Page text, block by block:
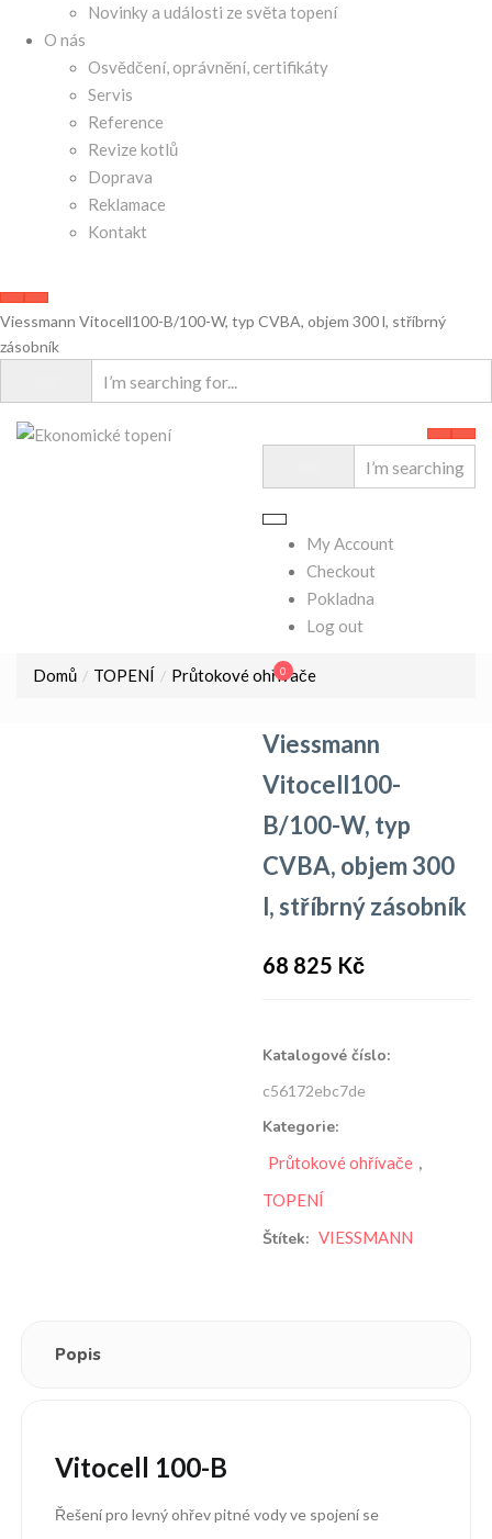
Novinky a události ze světa topení
O nás
Osvědčení, oprávnění, certifikáty
Servis
Reference
Revize kotlů
Doprava
Reklamace
Kontakt
Viessmann Vitocell100-B/100-W, typ CVBA, objem 300 l, stříbrný
zásobník
My Account
Checkout
Pokladna
Log out
0
Domů TOPENÍ Průtokové ohřívače
Viessmann
Vitocell100-
B/100-W, typ
CVBA, objem 300
l, stříbrný zásobník
68 825 Kč
Katalogové číslo:
c56172ebc7de
Kategorie:
Průtokové ohřívače ,
TOPENÍ
Štítek: VIESSMANN
Popis
Vitocell 100-B
Řešení pro levný ohřev pitné vody ve spojení se